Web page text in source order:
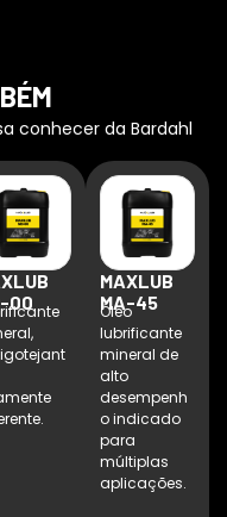
conhecer da Bardahl
00
MAXLUB
MA-45
Óleo
lubrificante
mineral de
alto
desempenh
o indicado
para
múltiplas
aplicações.